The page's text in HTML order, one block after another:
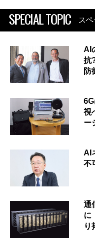
SPECIAL TOPIC ス
AI
抗
防
視
ー
AI
不
通
に
り